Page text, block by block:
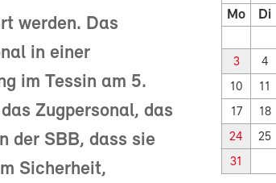
werden. Das
in einer
im Tessin am 5.
Zugpersonal, das
der SBB, dass sie
Sicherheit,
Mo Di
3 4
10 11
17 18
24 25
31